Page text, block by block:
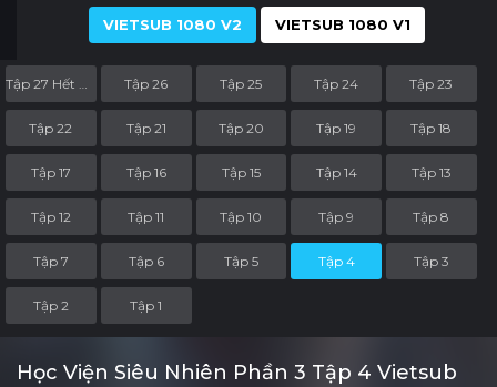
VIETSUB 1080 V2
VIETSUB 1080 V1
Tập 26 Tập 25 Tập 24 Tập 23
Tập 22 Tập 21 Tập 20 Tập 19 Tập 18
Tập 17 Tập 16 Tập 15 Tập 14 Tập 13
Tập 12 Tập 11 Tập 10 Tập 9 Tập 8
Tập 7 Tập 6 Tập 5 Tập 4 Tập 3
Tập 2 Tập 1
Học Viện Siêu Nhiên Phần 3 Tập 4 Vietsub